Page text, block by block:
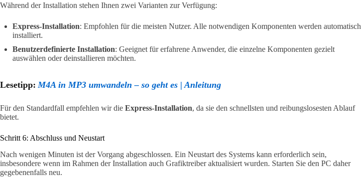
Während der Installation stehen Ihnen zwei Varianten zur Verfügung:
Express-Installation: Empfohlen für die meisten Nutzer. Alle notwendigen Komponenten werden automatisch
installiert.
Benutzerdefinierte Installation: Geeignet für erfahrene Anwender, die einzelne Komponenten gezielt
auswählen oder deinstallieren möchten.
Lesetipp: M4A in MP3 umwandeln – so geht es | Anleitung
Für den Standardfall empfehlen wir die Express-Installation, da sie den schnellsten und reibungslosesten Ablauf
bietet.
Schritt 6: Abschluss und Neustart
Nach wenigen Minuten ist der Vorgang abgeschlossen. Ein Neustart des Systems kann erforderlich sein,
insbesondere wenn im Rahmen der Installation auch Grafiktreiber aktualisiert wurden. Starten Sie den PC daher
gegebenenfalls neu.